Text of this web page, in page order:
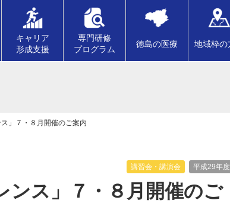
キャリア
形成支援
専門研修
プログラム
徳島の医療 地域枠の
ス」７・８月開催のご案内
平成29年度
講習会・講演会
ンス」７・８月開催のご